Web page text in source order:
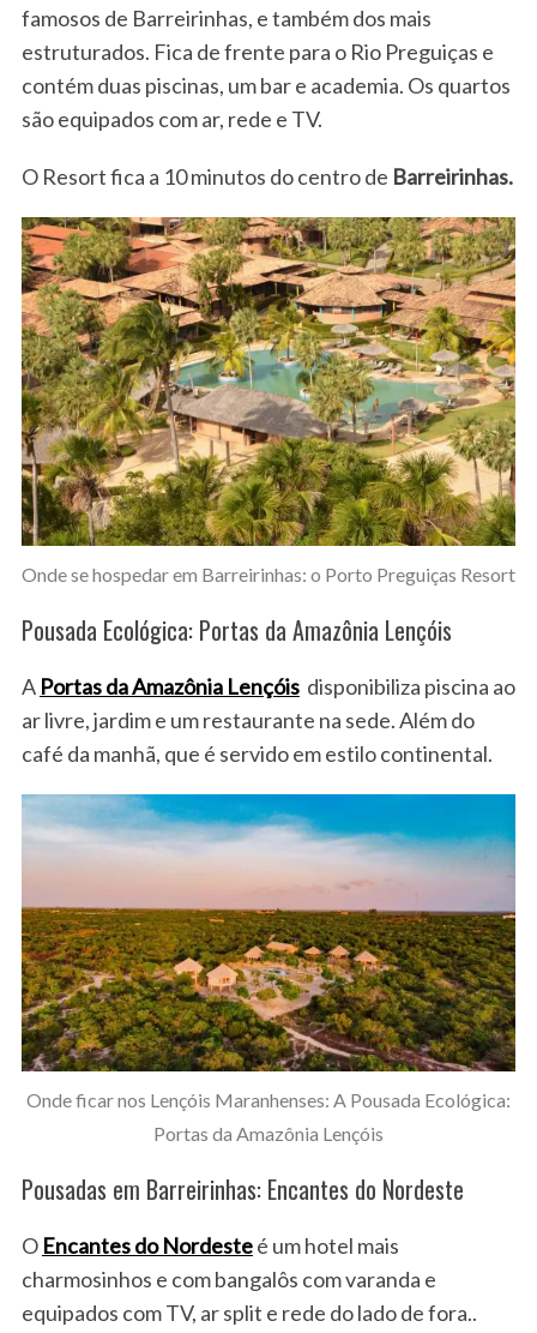
famosos de Barreirinhas, e também dos mais
estruturados. Fica de frente para o Rio Preguiças e
contém duas piscinas, um bar e academia. Os quartos
são equipados com ar, rede e TV.
O Resort fica a 10 minutos do centro de Barreirinhas.
Onde se hospedar em Barreirinhas: o Porto Preguiças Resort
Pousada Ecológica: Portas da Amazônia Lençóis
A Portas da Amazônia Lençóis disponibiliza piscina ao
ar livre, jardim e um restaurante na sede. Além do
café da manhã, que é servido em estilo continental.
Onde ficar nos Lençóis Maranhenses: A Pousada Ecológica:
Portas da Amazônia Lençóis
Pousadas em Barreirinhas: Encantes do Nordeste
O Encantes do Nordesteé um hotel mais
charmosinhos e com bangalôs com varanda e
equipados com TV, ar split e rede do lado de fora..
S
e
a
o
: